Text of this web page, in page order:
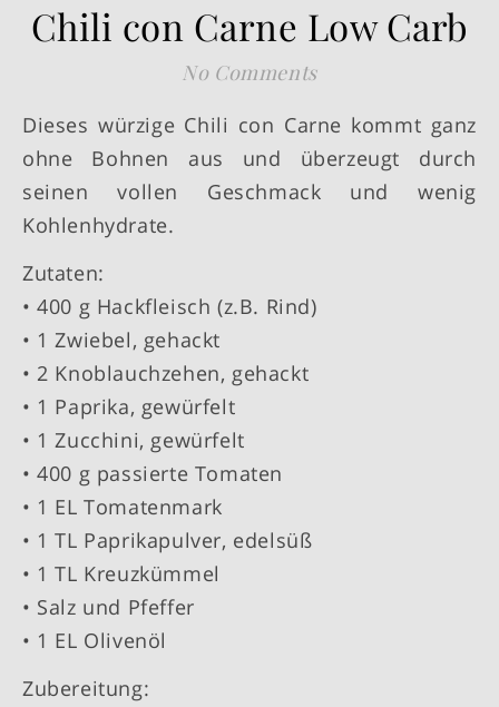
Chili con Carne Low Carb
No Comments
Dieses würzige Chili con Carne kommt ganz
ohne Bohnen aus und überzeugt durch
seinen vollen Geschmack und wenig
Kohlenhydrate.
Zutaten:
• 400 g Hackfleisch (z.B. Rind)
• 1 Zwiebel, gehackt
• 2 Knoblauchzehen, gehackt
• 1 Paprika, gewürfelt
• 1 Zucchini, gewürfelt
• 400 g passierte Tomaten
• 1 EL Tomatenmark
• 1 TL Paprikapulver, edelsüß
• 1 TL Kreuzkümmel
• Salz und Pfeffer
• 1 EL Olivenöl
Zubereitung: